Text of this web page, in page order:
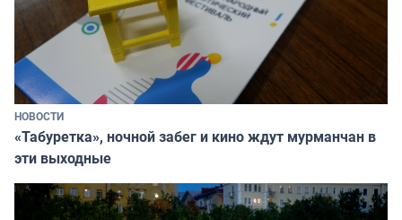
НОВОСТИ
«Табуретка», ночной забег и кино ждут мурманчан в
эти выходные